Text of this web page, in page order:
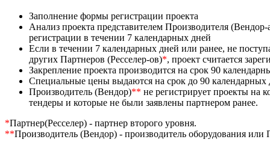
Заполнение формы регистрации проекта
Анализ проекта представителем Производителя (Вендор-
регистрации в течении 7 календарных дней
Если в течении 7 календарных дней или ранее, не
других Партнеров (Ресселер-ов)*, проект считается
Закрепление проекта производится на срок 90
Специальные цены выдаются на срок до 90 календарных
Производитель (Вендор)** не регистрирует проекты на
тендеры и которые не были заявлены партнером ранее.
*Партнер(Ресселер) - партнер второго уровня.
**Производитель (Вендор) - производитель оборудования